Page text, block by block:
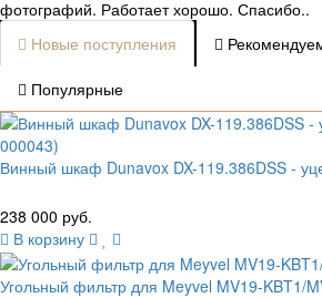
фотографий. Работает хорошо. Спасибо..
Новые поступления
Популярные
Винный шкаф Dunavox DX-119.386DSS -
238 000 руб.
В корзину
Угольный фильтр для Meyvel MV19-KBT1/